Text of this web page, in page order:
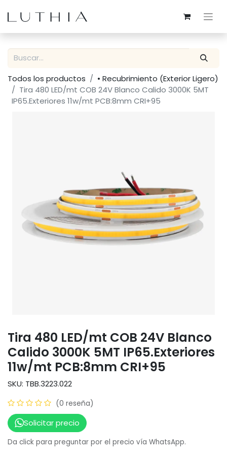
Todos los productos
• Recubrimiento (Exterior Ligero)
Tira 480 LED/mt COB 24V Blanco Calido 3000K 5MT
IP65.Exteriores 11w/mt PCB:8mm CRI+95
Tira 480 LED/mt COB 24V Blanco
Calido 3000K 5MT IP65.Exteriores
11w/mt PCB:8mm CRI+95
SKU: TBB.3223.022
(0 reseña)
Solicitar precio
Da click para preguntar por el precio vía WhatsApp.